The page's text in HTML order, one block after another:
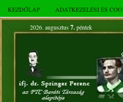
KEZDŐLAP ADATKEZELÉSI ÉS
2026. augusztus 7.péntek